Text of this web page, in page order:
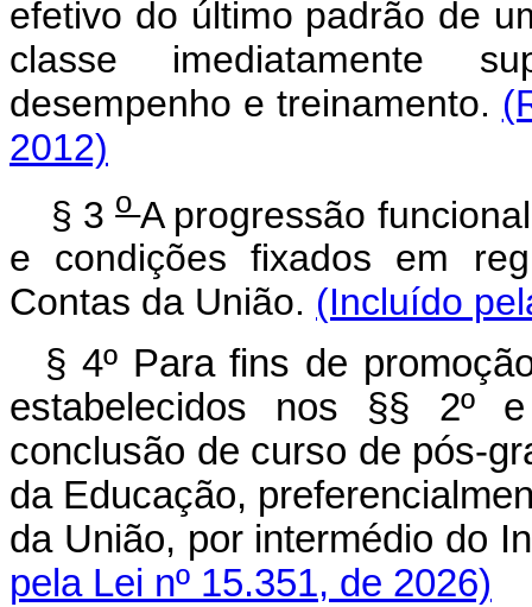
efetivo do último padrão de
classe imediatamente
desempenho e treinamento.
2012)
§ 3o A progressão
e condições fixados em
Contas da União. (Incluído
§ 4º Para fins de
estabelecidos nos §§ 2º
conclusão de curso de pós-
da Educação,
da União, por intermédio do
pela Lei nº 15.351, de 2026)